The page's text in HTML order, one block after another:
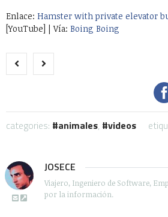
Enlace: Hamster with private elevator
[YouTube] | Vía: Boing Boing
categories: animales, videos
JOSECE
Viajero, Ingeniero de Software,
por la información.